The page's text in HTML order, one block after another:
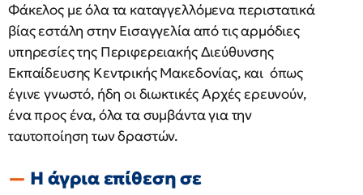
Φάκελος με όλα τα καταγγελλόμενα περιστατικά
βίας εστάλη στην Εισαγγελία από τις αρμόδιες
υπηρεσίες της Περιφερειακής Διεύθυνσης
Εκπαίδευσης Κεντρικής Μακεδονίας, και όπως
έγινε γνωστό, ήδη οι διωκτικές Αρχές ερευνούν,
ένα προς ένα, όλα τα συμβάντα για την
ταυτοποίηση των δραστών.
Η άγρια επίθεση σε